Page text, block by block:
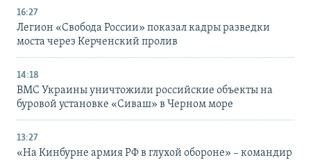
16:27
Легион «Свобода России» показал кадры разведки
моста через Керченский пролив
14:18
ВМС Украины уничтожили российские объекты на
буровой установке «Сиваш» в Черном море
13:27
«На Кинбурне армия РФ в глухой обороне» – командир